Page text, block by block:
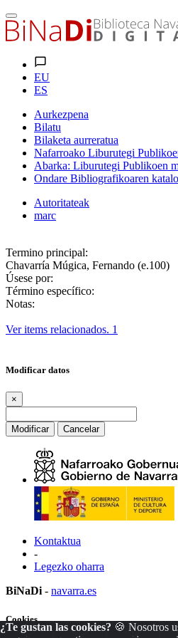
EU
ES
Aurkezpena
Bilatu
Bilaketa aurreratua
Nafarroako Liburutegi
Abarka: Liburutegi Publikoen
Ondare Bibliografikoaren
Autoritateak
marc
Termino principal:
Chavarría Múgica, Fernando (e.100)
Úsese por:
Término específico:
Notas:
Ver items relacionados. 1
Modificar datos
×
Modificar Cancelar
Kontaktua
-
Legezko oharra
BiNaDi - navarra.es
¿Te gustan las cookies? 🍪 Nosotros
Cookies